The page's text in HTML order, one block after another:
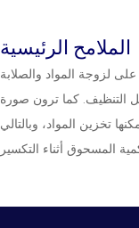
الملامح الرئيسية
لزوجة المواد والصلابة
التنظيف. كما ترون صورة
تخزين المواد، وبالتالي